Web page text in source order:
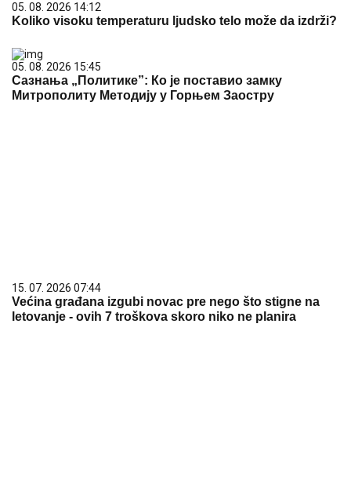
05. 08. 2026 14:12
Koliko visoku temperaturu ljudsko telo može da izdrži?
05. 08. 2026 15:45
Сазнања „Политике”: Ко је поставио замку
Митрополиту Методију у Горњем Заостру
15. 07. 2026 07:44
Većina građana izgubi novac pre nego što stigne na
letovanje - ovih 7 troškova skoro niko ne planira